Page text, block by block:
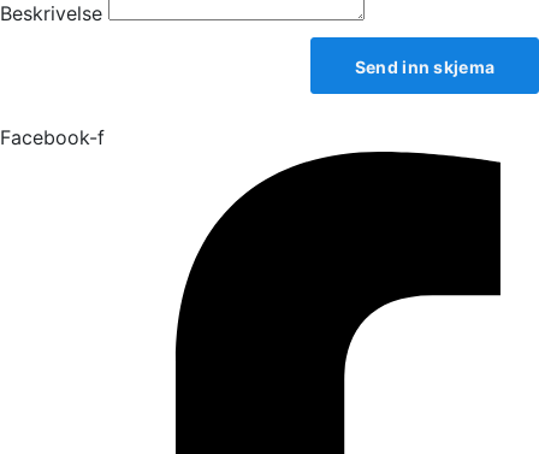
Beskrivelse
Send inn skjema
Facebook-f